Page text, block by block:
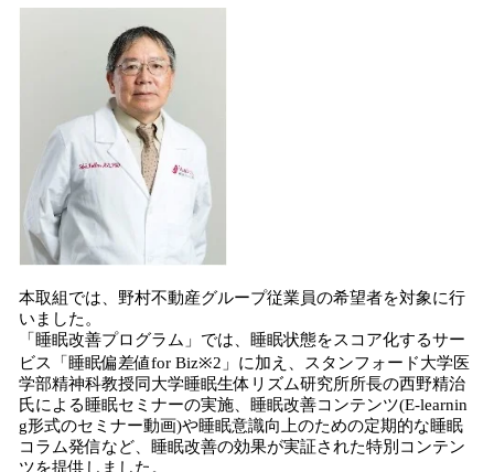
本取組では、野村不動産グループ従業員の希望者を対象に行
いました。
「睡眠改善プログラム」では、睡眠状態をスコア化するサー
ビス「睡眠偏差値for Biz※2」に加え、スタンフォード大学医
学部精神科教授同大学睡眠生体リズム研究所所長の西野精治
氏による睡眠セミナーの実施、睡眠改善コンテンツ(E-learnin
g形式のセミナー動画)や睡眠意識向上のための定期的な睡眠
コラム発信など、睡眠改善の効果が実証された特別コンテン
ツを提供しました。